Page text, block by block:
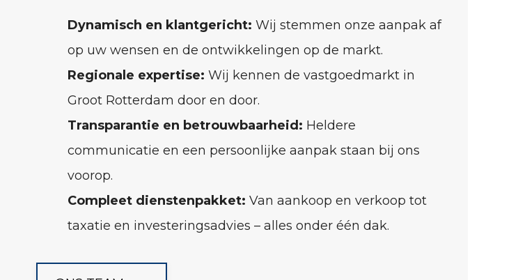
Dynamisch en klantgericht: Wij stemmen onze aanpak af
op uw wensen en de ontwikkelingen op de markt.
Regionale expertise: Wij kennen de vastgoedmarkt in
Groot Rotterdam door en door.
Transparantie en betrouwbaarheid: Heldere
communicatie en een persoonlijke aanpak staan bij ons
voorop.
Compleet dienstenpakket: Van aankoop en verkoop tot
taxatie en investeringsadvies – alles onder één dak.